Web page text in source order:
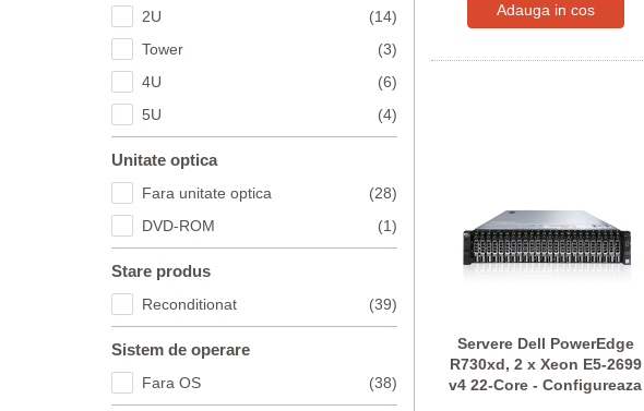
2U
(14)
Tower
(3)
4U
(6)
5U
(4)
Unitate optica
Fara unitate optica
(28)
DVD-ROM
(1)
Stare produs
Reconditionat (39)
Sistem de operare
Fara OS (38)
Servere Dell PowerEdge
R730xd, 2 x Xeon E5-2699
v4 22-Core - Configureaza